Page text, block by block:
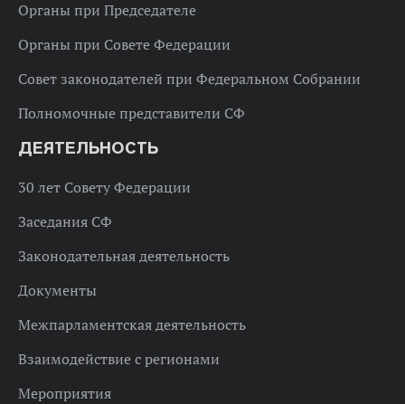
Органы при Председателе
Органы при Совете Федерации
Совет законодателей при Федеральном Собрании
Полномочные представители СФ
ДЕЯТЕЛЬНОСТЬ
30 лет Совету Федерации
Заседания СФ
Законодательная деятельность
Документы
Межпарламентская деятельность
Взаимодействие с регионами
Мероприятия